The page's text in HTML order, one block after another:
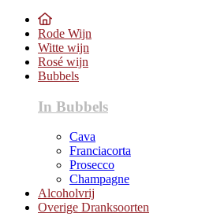
Rode Wijn
Witte wijn
Rosé wijn
Bubbels
In Bubbels
Cava
Franciacorta
Prosecco
Champagne
Alcoholvrij
Overige Dranksoorten